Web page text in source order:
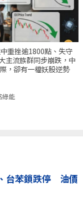
重挫逾1800點、失守
主流族群同步崩跌，中
，卻有一檔妖股逆勢
綠能
台苯鎖跌停 油價